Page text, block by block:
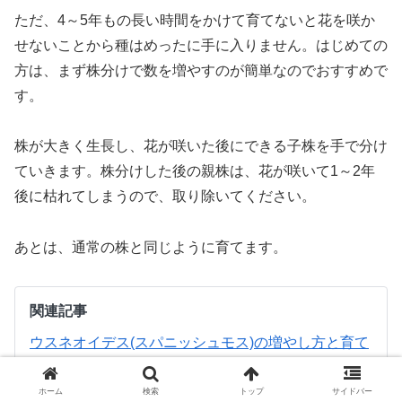
ただ、4～5年もの長い時間をかけて育てないと花を咲か
せないことから種はめったに手に入りません。はじめての
方は、まず株分けで数を増やすのが簡単なのでおすすめで
す。
株が大きく生長し、花が咲いた後にできる子株を手で分け
ていきます。株分けした後の親株は、花が咲いて1～2年
後に枯れてしまうので、取り除いてください。
あとは、通常の株と同じように育てます。
関連記事
ウスネオイデス(スパニッシュモス)の増やし方と育て
方！
ホーム 検索 トップ サイドバー